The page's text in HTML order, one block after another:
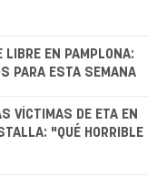
LIBRE EN PAMPLONA:
PARA ESTA SEMANA
VÍCTIMAS DE ETA EN
"QUÉ HORRIBLE